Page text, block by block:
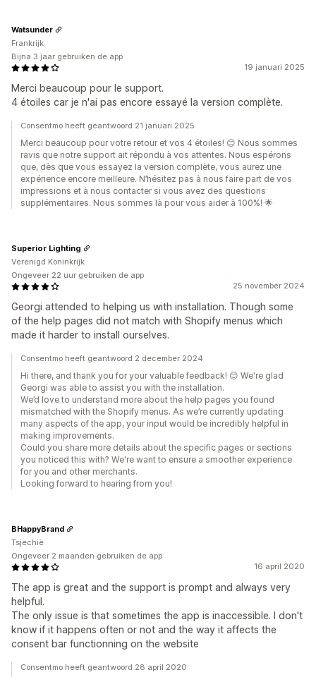
19 januari 2025
Merci beaucoup pour le support.
4 étoiles car je n'ai pas encore essayé la version complète.
Watsunder
Frankrijk
Bijna 3 jaar gebruiken de app
Consentmo heeft geantwoord 21 januari 2025
Merci beaucoup pour votre retour et vos 4 étoiles! 😊 Nous sommes
ravis que notre support ait répondu à vos attentes. Nous espérons
que, dès que vous essayez la version complète, vous aurez une
expérience encore meilleure. N’hésitez pas à nous faire part de vos
impressions et à nous contacter si vous avez des questions
supplémentaires. Nous sommes là pour vous aider à 100%! 🌟
25 november 2024
Georgi attended to helping us with installation. Though some
of the help pages did not match with Shopify menus which
made it harder to install ourselves.
Superior Lighting
Verenigd Koninkrijk
Ongeveer 22 uur gebruiken de app
Consentmo heeft geantwoord 2 december 2024
Hi there, and thank you for your valuable feedback! 😊 We're glad
Georgi was able to assist you with the installation.
We’d love to understand more about the help pages you found
mismatched with the Shopify menus. As we’re currently updating
many aspects of the app, your input would be incredibly helpful in
making improvements.
Could you share more details about the specific pages or sections
you noticed this with? We're want to ensure a smoother experience
for you and other merchants.
Looking forward to hearing from you!
16 april 2020
The app is great and the support is prompt and always very
helpful.
The only issue is that sometimes the app is inaccessible. I don't
know if it happens often or not and the way it affects the
consent bar functionning on the website
BHappyBrand
Tsjechië
Ongeveer 2 maanden gebruiken de app
Consentmo heeft geantwoord 28 april 2020